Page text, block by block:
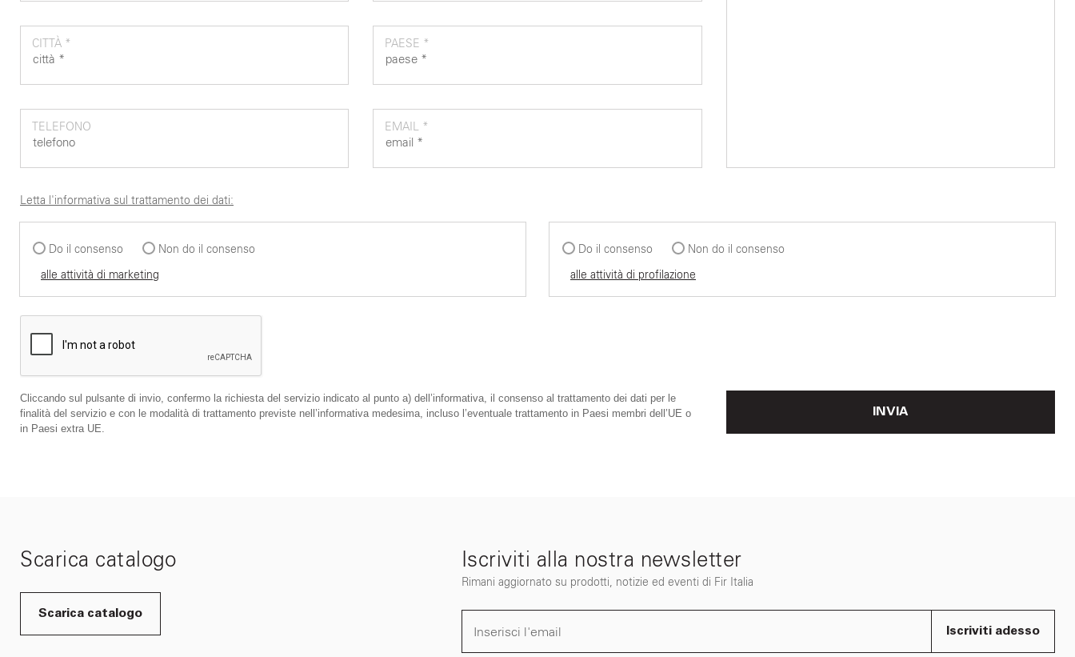
CITTÀ * PAESE *
TELEFONO EMAIL *
Letta l'informativa sul trattamento dei dati:
Do il consenso
Non do il consenso
alle attività di marketing
Do il consenso
Non do il consenso
alle attività di profilazione
Cliccando sul pulsante di invio, confermo la richiesta del servizio indicato al punto a) dell’informativa, il consenso al trattamento dei dati per le
finalità del servizio e con le modalità di trattamento previste nell’informativa medesima, incluso l’eventuale trattamento in Paesi membri dell’UE o
in Paesi extra UE.
INVIA
Scarica catalogo
Scarica catalogo
Iscriviti alla nostra newsletter
Rimani aggiornato su prodotti, notizie ed eventi di Fir Italia
Iscriviti adesso